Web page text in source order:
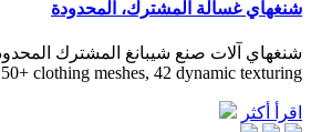
شنغهاي غسالة المشترك، المحدودة
clothing meshes, 42 dynamic texturing ...
اقرأ أكثر